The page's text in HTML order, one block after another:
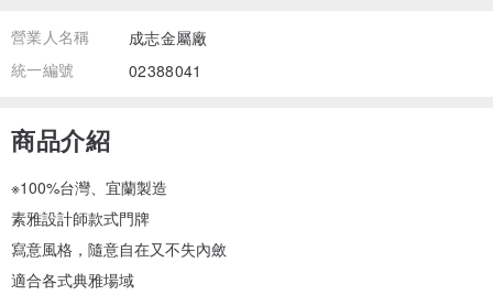
營業人名稱
成志金屬廠
統一編號
02388041
商品介紹
※100%台灣、宜蘭製造
素雅設計師款式門牌
寫意風格，隨意自在又不失內斂
適合各式典雅場域